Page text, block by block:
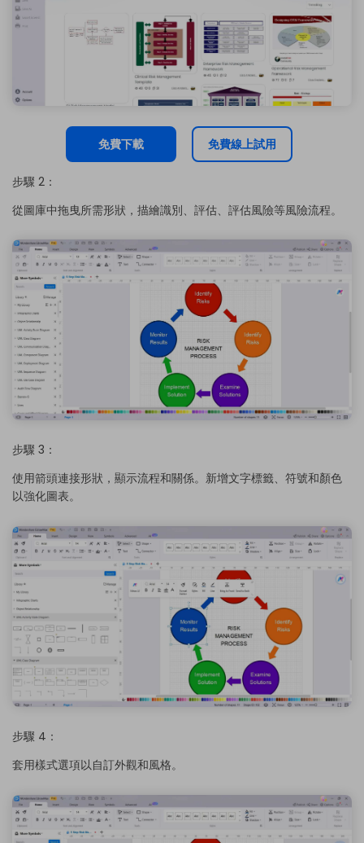
免費下載 免費線上試用
步驟 2：
從圖庫中拖曳所需形狀，描繪識別、評估、評估風險等風險流程。
步驟 3：
使用箭頭連接形狀，顯示流程和關係。新增文字標籤、符號和顏色
以強化圖表。
步驟 4：
套用樣式選項以自訂外觀和風格。